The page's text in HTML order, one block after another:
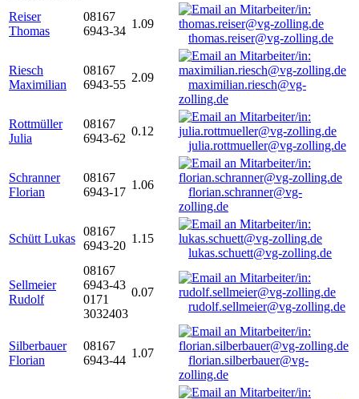
Reiser
Thomas
08167
6943-34
1.09
thomas.reiser@vg-zolling.de
Riesch
Maximilian
08167
6943-55
2.09
maximilian.riesch@vg-
zolling.de
Rottmüller
Julia
08167
6943-62
0.12
julia.rottmueller@vg-zolling.de
Schranner
Florian
08167
6943-17
1.06
florian.schranner@vg-
zolling.de
Schütt Lukas
08167
6943-20
1.15
lukas.schuett@vg-zolling.de
Sellmeier
Rudolf
08167
6943-43
0171
3032403
0.07
rudolf.sellmeier@vg-zolling.de
Silberbauer
Florian
08167
6943-44
1.07
florian.silberbauer@vg-
zolling.de